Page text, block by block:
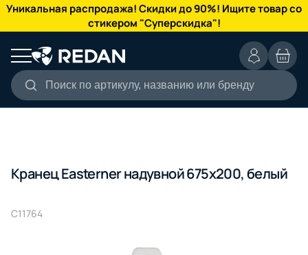
Уникальная распродажа! Скидки до 90%! Ищите товар со
стикером "Суперскидка"!
Поиск по артикулу, названию или бренду
КАТАЛОГ
Кранец Easterner надувной 675х200, белый
C11764